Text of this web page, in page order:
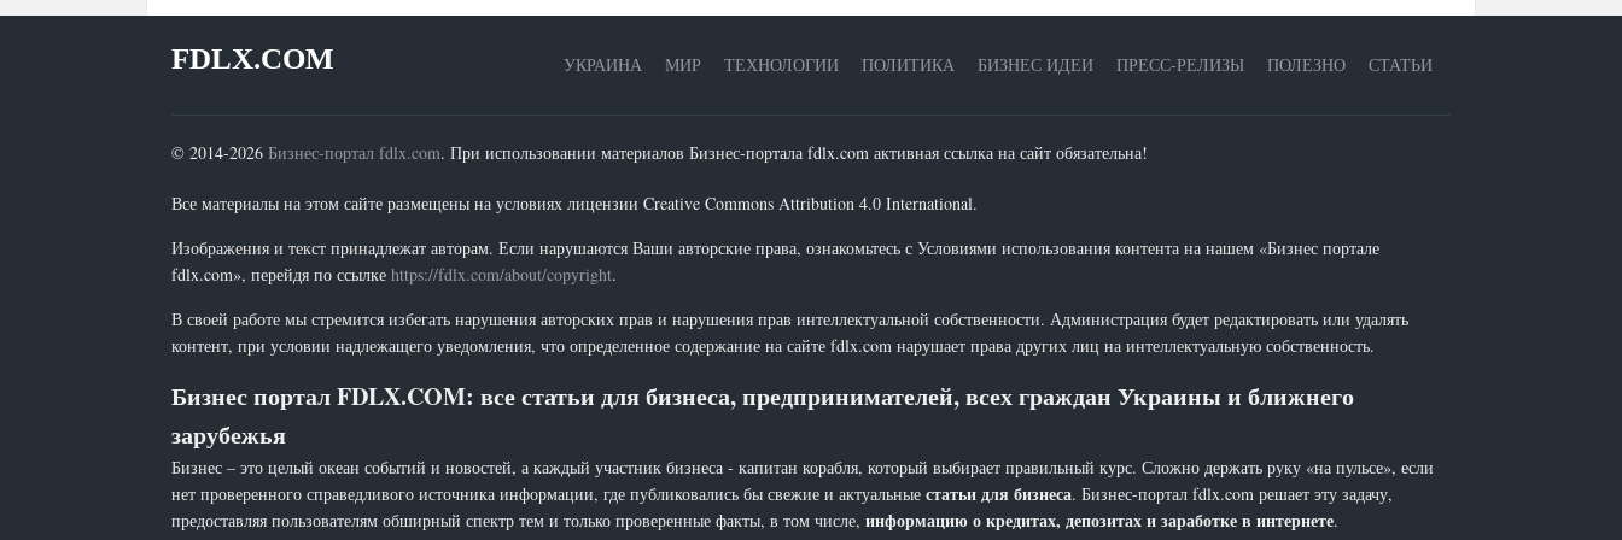
УКРАИНА МИР ТЕХНОЛОГИИ ПОЛИТИКА БИЗНЕС ИДЕИ ПРЕСС-РЕЛИЗЫ ПОЛЕЗНО СТАТЬИ
FDLX.COM
© 2014-2026 Бизнес-портал fdlx.com. При использовании материалов Бизнес-портала fdlx.com активная ссылка на сайт обязательна!
Все материалы на этом сайте размещены на условиях лицензии Creative Commons Attribution 4.0 International.
Изображения и текст принадлежат авторам. Если нарушаются Ваши авторские права, ознакомьтесь с Условиями использования контента на нашем «Бизнес портале
fdlx.com», перейдя по ссылке https://fdlx.com/about/copyright.
В своей работе мы стремится избегать нарушения авторских прав и нарушения прав интеллектуальной собственности. Администрация будет редактировать или удалять
контент, при условии надлежащего уведомления, что определенное содержание на сайте fdlx.com нарушает права других лиц на интеллектуальную собственность.
Бизнес портал FDLX.COM: все статьи для бизнеса, предпринимателей, всех граждан Украины и ближнего
зарубежья
Бизнес – это целый океан событий и новостей, а каждый участник бизнеса - капитан корабля, который выбирает правильный курс. Сложно держать руку «на пульсе», если
нет проверенного справедливого источника информации, где публиковались бы свежие и актуальные статьи для бизнеса. Бизнес-портал fdlx.com решает эту задачу,
предоставляя пользователям обширный спектр тем и только проверенные факты, в том числе, информацию о кредитах, депозитах и заработке в интернете.